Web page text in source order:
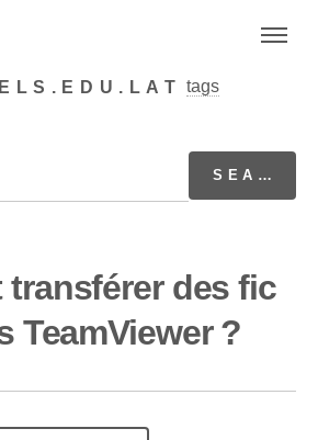
tags
transférer des fic
TeamViewer ?